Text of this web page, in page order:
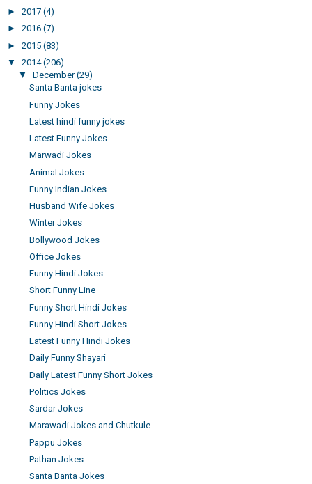
► 2017 (4)
► 2016 (7)
► 2015 (83)
▼ 2014(206)
▼ December(29)
Santa Banta jokes
Funny Jokes
Latest hindi funny jokes
Latest Funny Jokes
Marwadi Jokes
Animal Jokes
Funny Indian Jokes
Husband Wife Jokes
Winter Jokes
Bollywood Jokes
Office Jokes
Funny Hindi Jokes
Short Funny Line
Funny Short Hindi Jokes
Funny Hindi Short Jokes
Latest Funny Hindi Jokes
Daily Funny Shayari
Daily Latest Funny Short Jokes
Politics Jokes
Sardar Jokes
Marawadi Jokes and Chutkule
Pappu Jokes
Pathan Jokes
Santa Banta Jokes